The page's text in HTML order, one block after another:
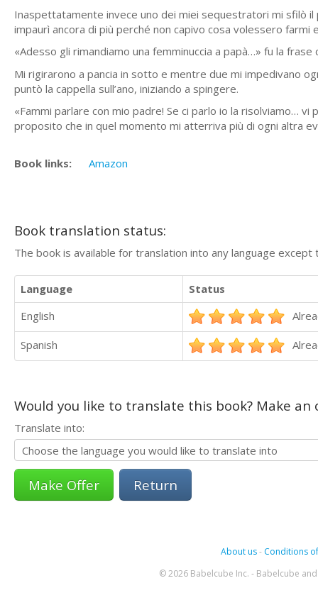
Inaspettatamente invece uno dei miei sequestratori mi sfilò
impaurì ancora di più perché non capivo cosa volessero
«Adesso gli rimandiamo una femminuccia a papà…» fu la
Mi rigirarono a pancia in sotto e mentre due mi impedivano
puntò la cappella sull’ano, iniziando a spingere.
«Fammi parlare con mio padre! Se ci parlo io la risolviamo…
proposito che in quel momento mi atterriva più di ogni altra
Book links: Amazon
Book translation status:
The book is available for translation into any language
Language
Status
English
Spanish
Would you like to translate this book? Make
Translate into:
Return
About us- Conditions
© 2026 Babelcube Inc. - Babelcube